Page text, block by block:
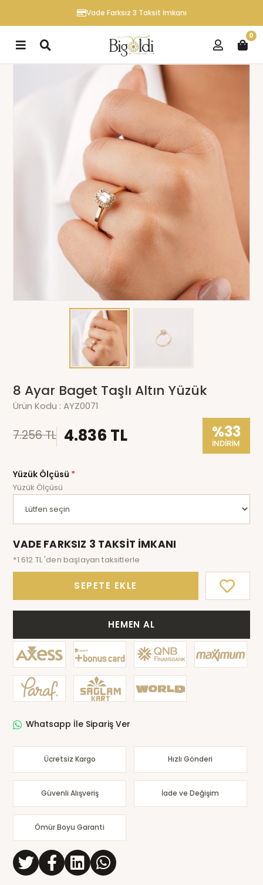
Vade Farksız 3 Taksit İmkanı
0
8 Ayar Baget Taşlı Altın Yüzük
Ürün Kodu :AYZ0071
7.256 TL 4.836 TL %33
İNDİRİM
Yüzük Ölçüsü *
Yüzük Ölçüsü
VADE FARKSIZ 3 TAKSİT İMKANI
*1.612 TL 'den başlayan taksitlerle
SEPETE EKLE
HEMEN AL
Whatsapp İle Sipariş Ver
Ücretsiz Kargo Hızlı Gönderi
Güvenli Alışveriş İade ve Değişim
Ömür Boyu Garanti